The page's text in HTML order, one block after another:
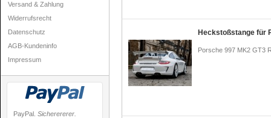
Versand & Zahlung
Widerrufsrecht
Datenschutz
AGB-Kundeninfo
Impressum
PayPal. Sicherererer.
Heckstoßstange für
Porsche 997 MK2 GT3